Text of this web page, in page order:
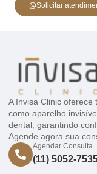
Solicitar
A Invisa Clinic oferece
como aparelho
dental, garantindo
Agende agora sua
Agendar Consulta
(11) 5052-